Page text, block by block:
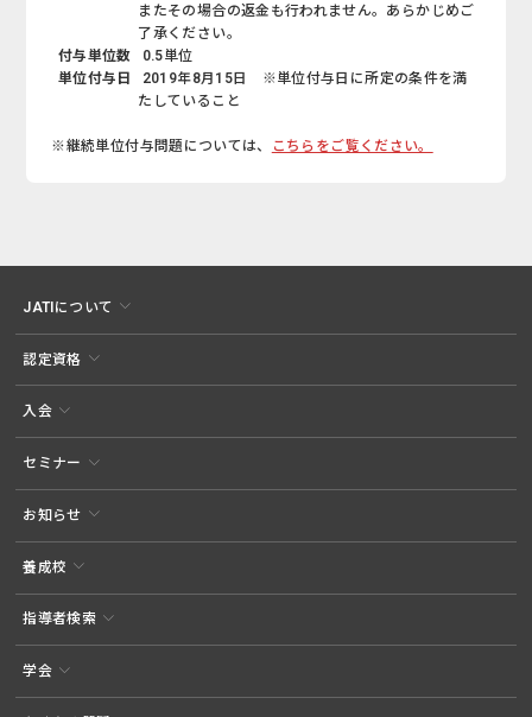
またその場合の返金も行われません。あらかじめご
了承ください。
付与単位数
0.5単位
単位付与日
2019年8月15日 ※単位付与日に所定の条件を満
たしていること
※継続単位付与問題については、 こちらをご覧ください。
JATIについて
認定資格
入会
セミナー
お知らせ
養成校
指導者検索
学会